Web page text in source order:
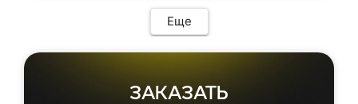
Еще
ЗАКАЗАТЬ